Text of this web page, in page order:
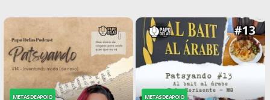
METAS DE APOIO METAS DE APOIO